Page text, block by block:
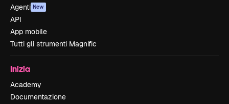
Agenti New
API
App mobile
Tutti gli strumenti Magnific
Inizia
Academy
Documentazione